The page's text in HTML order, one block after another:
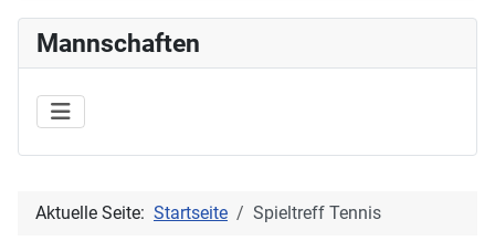
Mannschaften
Aktuelle Seite: Startseite Spieltreff Tennis